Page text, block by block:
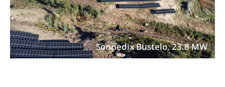
Sonnedix Bustelo, 23.8 MW